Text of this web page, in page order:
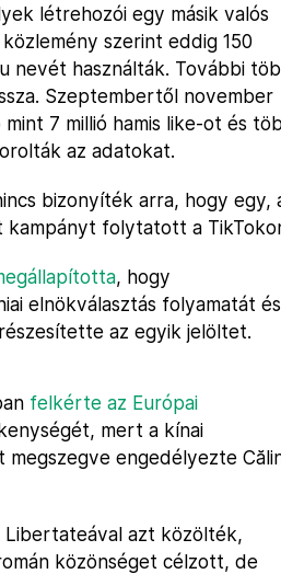
létrehozói egy másik valós
szerint eddig 150
nevét használták. További
Szeptembertől november
7 millió hamis like-ot és
az adatokat.
bizonyíték arra, hogy egy,
folytatott a
, hogy
elnökválasztás folyamatát és
az egyik jelöltet.
felkérte az Európai
mert a kínai
megszegve engedélyezte
Libertateával azt közölték,
közönséget célzott, de